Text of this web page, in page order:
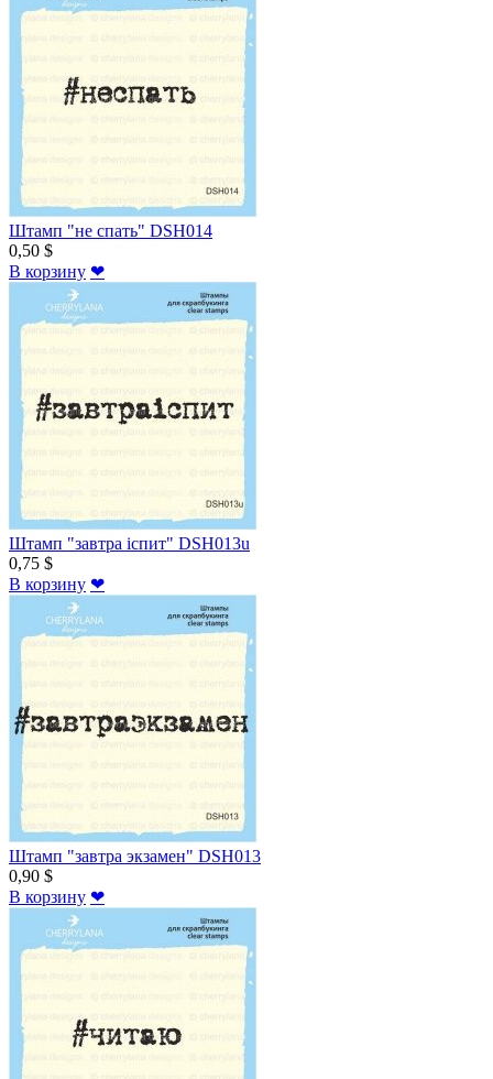
Штамп "не спать" DSH014
0,50 $
В корзину ❤
Штамп "завтра іспит" DSH013u
0,75 $
В корзину ❤
Штамп "завтра экзамен" DSH013
0,90 $
В корзину ❤